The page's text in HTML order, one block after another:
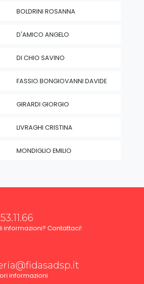
BOLDRINI ROSANNA
D'AMICO ANGELO
DI CHIO SAVINO
FASSIO BONGIOVANNI DAVIDE
GIRARDI GIORGIO
LIVRAGHI CRISTINA
MONDIGLIO EMILIO
informazioni? Contattaci!
informazioni